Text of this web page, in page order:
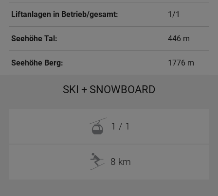
Liftanlagen in Betrieb/gesamt: 1/1
Seehöhe Tal: 446 m
Seehöhe Berg: 1776 m
SKI + SNOWBOARD
1 / 1
8 km